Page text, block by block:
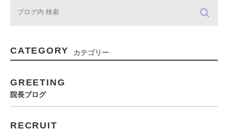
CATEGORY カテゴリー
GREETING
院長ブログ
RECRUIT